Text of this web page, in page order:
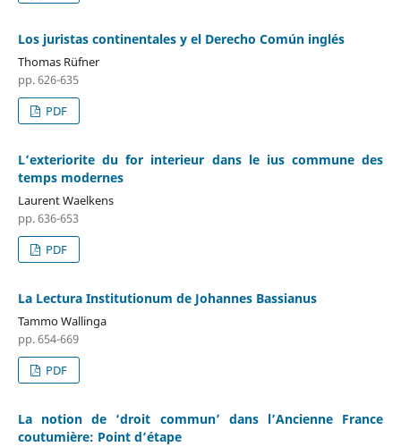
Los juristas continentales y el Derecho Común inglés
Thomas Rüfner
pp. 626-635
PDF
L’exteriorite du for interieur dans le ius commune des
temps modernes
Laurent Waelkens
pp. 636-653
PDF
La Lectura Institutionum de Johannes Bassianus
Tammo Wallinga
pp. 654-669
PDF
La notion de ‘droit commun’ dans l’Ancienne France
coutumière: Point d’étape